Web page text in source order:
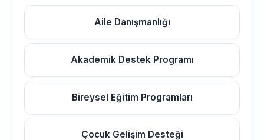
Aile Danışmanlığı
Akademik Destek Programı
Bireysel Eğitim Programları
Çocuk Gelişim Desteği